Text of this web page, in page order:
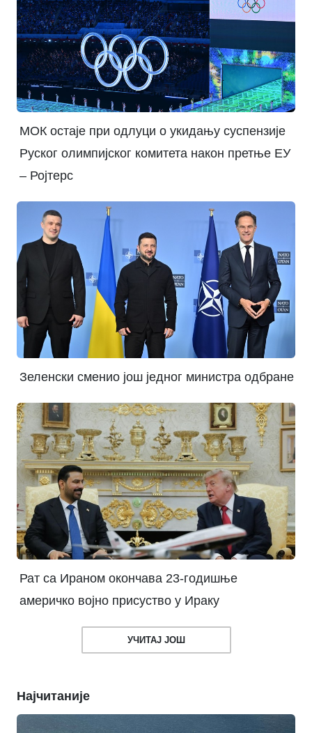
МОК остаје при одлуци о укидању суспензије
Руског олимпијског комитета након претње ЕУ
– Ројтерс
Зеленски сменио још једног министра одбране
Рат са Ираном окончава 23-годишње
америчко војно присуство у Ираку
УЧИТАЈ ЈОШ
Најчитаније